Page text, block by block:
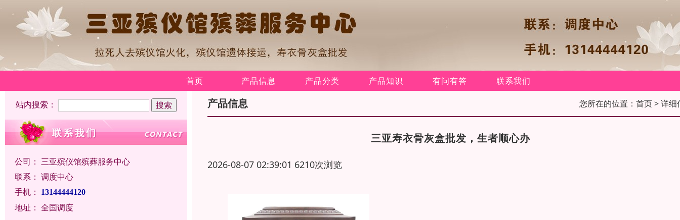
首页 产品信息 产品分类 产品知识 有问有答 联系我们
站内搜索：
公司： 三亚殡仪馆殡葬服务中心
联系： 调度中心
手机：
13144444120
地址： 全国调度
产品信息 您所在的位置： 首页> 详细
三亚寿衣骨灰盒批发，生者顺心办
2026-08-07 02:39:01 6210次浏览